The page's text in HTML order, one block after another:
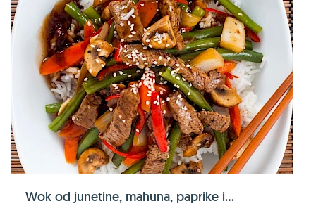
Wok od junetine, mahuna, paprike i...